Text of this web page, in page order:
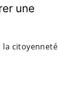
une
citoyenneté